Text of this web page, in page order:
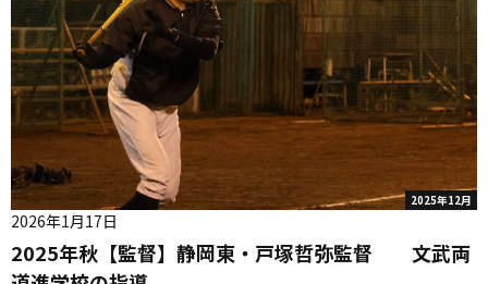
2025年12月
2025年秋【監督】静岡東・戸塚哲弥監督 文武両
2026年1月17日